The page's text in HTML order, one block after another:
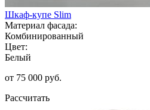
Шкаф-купе Slim
Материал фасада:
Комбинированный
Цвет:
Белый
от 75 000 руб.
Рассчитать